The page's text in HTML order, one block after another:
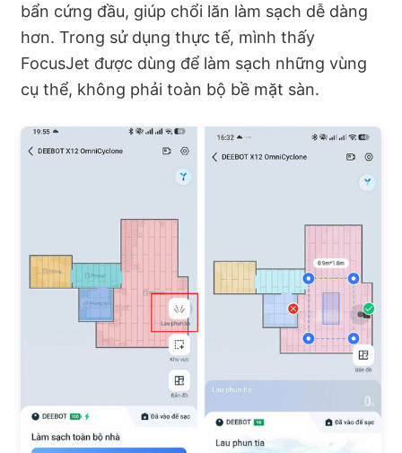
bẩn cứng đầu, giúp chổi lăn làm sạch dễ dàng
hơn. Trong sử dụng thực tế, mình thấy
FocusJet được dùng để làm sạch những vùng
cụ thể, không phải toàn bộ bề mặt sàn.